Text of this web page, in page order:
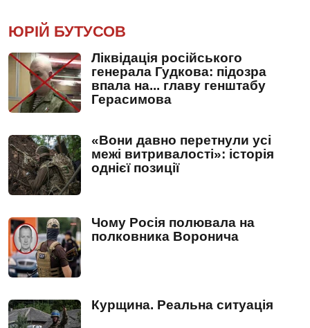
ЮРІЙ БУТУСОВ
Ліквідація російського
генерала Гудкова: підозра
впала на... главу генштабу
Герасимова
«Вони давно перетнули усі
межі витривалості»: історія
однієї позиції
Чому Росія полювала на
полковника Воронича
Курщина. Реальна ситуація